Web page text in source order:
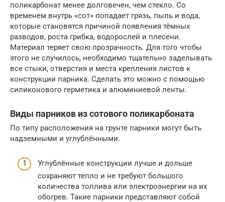
поликарбонат менее долговечен, чем стекло. Со
временем внутрь «сот» попадает грязь, пыль и вода,
которые становятся причиной появления тёмных
разводов, роста грибка, водорослей и плесени.
Материал теряет свою прозрачность. Для того чтобы
этого не случилось, необходимо тщательно заделывать
все стыки, отверстия и места крепления листов к
конструкции парника. Сделать это можно с помощью
силиконового герметика и алюминиевой ленты.
Виды парников из сотового поликарбоната
По типу расположения на грунте парники могут быть
надземными и углублёнными.
Углублённые конструкции лучше и дольше
сохраняют тепло и не требуют большого
количества топлива или электроэнергии на их
обогрев. Такие парники представляют собой